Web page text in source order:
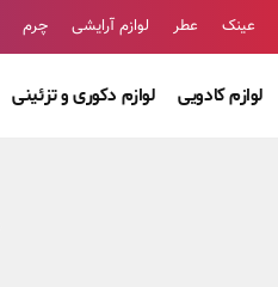
عینک عطر لوازم آرایشی چرم
لوازم کادویی لوازم دکوری و تزئینی